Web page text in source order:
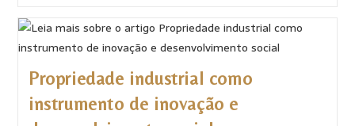
Propriedade industrial como
instrumento de inovação e